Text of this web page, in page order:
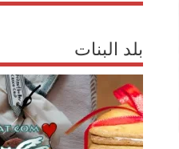
بلد البنات